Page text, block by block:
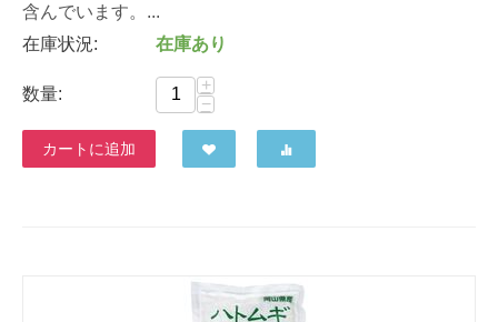
含んでいます。...
在庫状況:
在庫あり
数量:
+
−
カートに追加